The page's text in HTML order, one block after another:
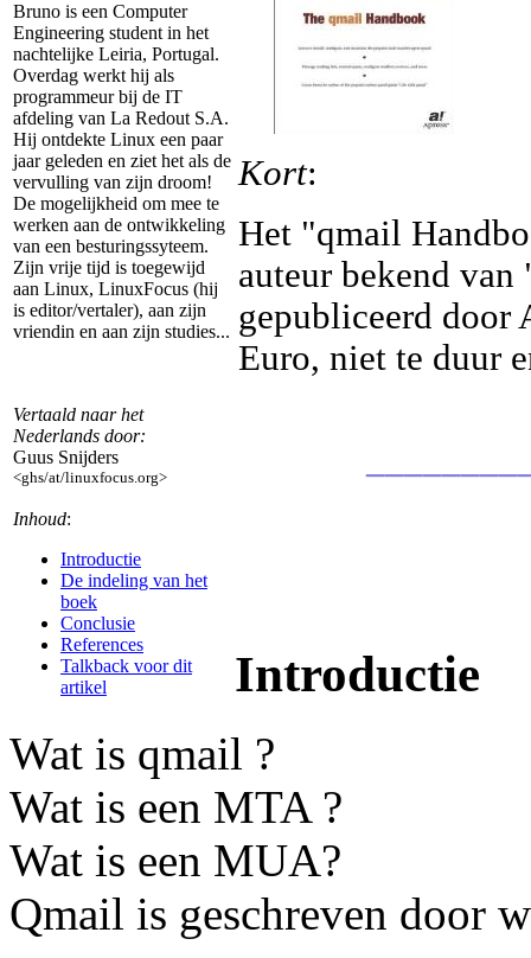
Bruno is een Computer
Engineering student in het
nachtelijke Leiria, Portugal.
Overdag werkt hij als
programmeur bij de IT
afdeling van La Redout S.A.
Hij ontdekte Linux een paar
jaar geleden en ziet het als de
vervulling van zijn droom!
De mogelijkheid om mee te
werken aan de ontwikkeling
van een besturingssyteem.
Zijn vrije tijd is toegewijd
aan Linux, LinuxFocus (hij
is editor/vertaler), aan zijn
vriendin en aan zijn studies...
Vertaald naar het
Nederlands door:
Guus Snijders
<ghs/at/linuxfocus.org>
Inhoud:
Introductie
De indeling van het
boek
Conclusie
References
Talkback voor dit
artikel
Kort:
Het "qmail
auteur bekend
gepubliceerd door
Euro, niet te duur
Introductie
Wat is qmail ?
Wat is een MTA ?
Wat is een MUA?
Qmail is geschreven door